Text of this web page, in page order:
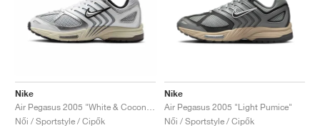
Nike
Női / Sportstyle / Cipők
Nike
Air Pegasus 2005 "Light Pumice"
Női / Sportstyle / Cipők